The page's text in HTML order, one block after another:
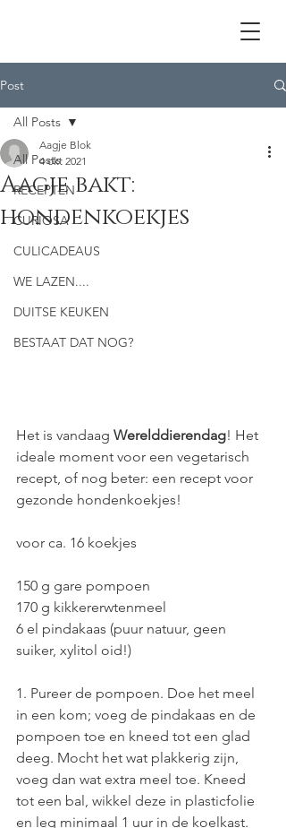
Post
All Posts
RECEPTEN
CURIOSA
CULICADEAUS
WE LAZEN....
DUITSE KEUKEN
BESTAAT DAT NOG?
All Posts
Aagje bakt:
hondenkoekjes
Aagje Blok
4 okt 2021
Het is vandaag Werelddierendag! Het
ideale moment voor een vegetarisch
recept, of nog beter: een recept voor
gezonde hondenkoekjes!
voor ca. 16 koekjes
150 g gare pompoen
170 g kikkererwtenmeel
6 el pindakaas (puur natuur, geen
suiker, xylitol oid!)
1. Pureer de pompoen. Doe het meel
in een kom; voeg de pindakaas en de
pompoen toe en kneed tot een glad
deeg. Mocht het wat plakkerig zijn,
voeg dan wat extra meel toe. Kneed
tot een bal, wikkel deze in plasticfolie
en leg minimaal 1 uur in de koelkast.